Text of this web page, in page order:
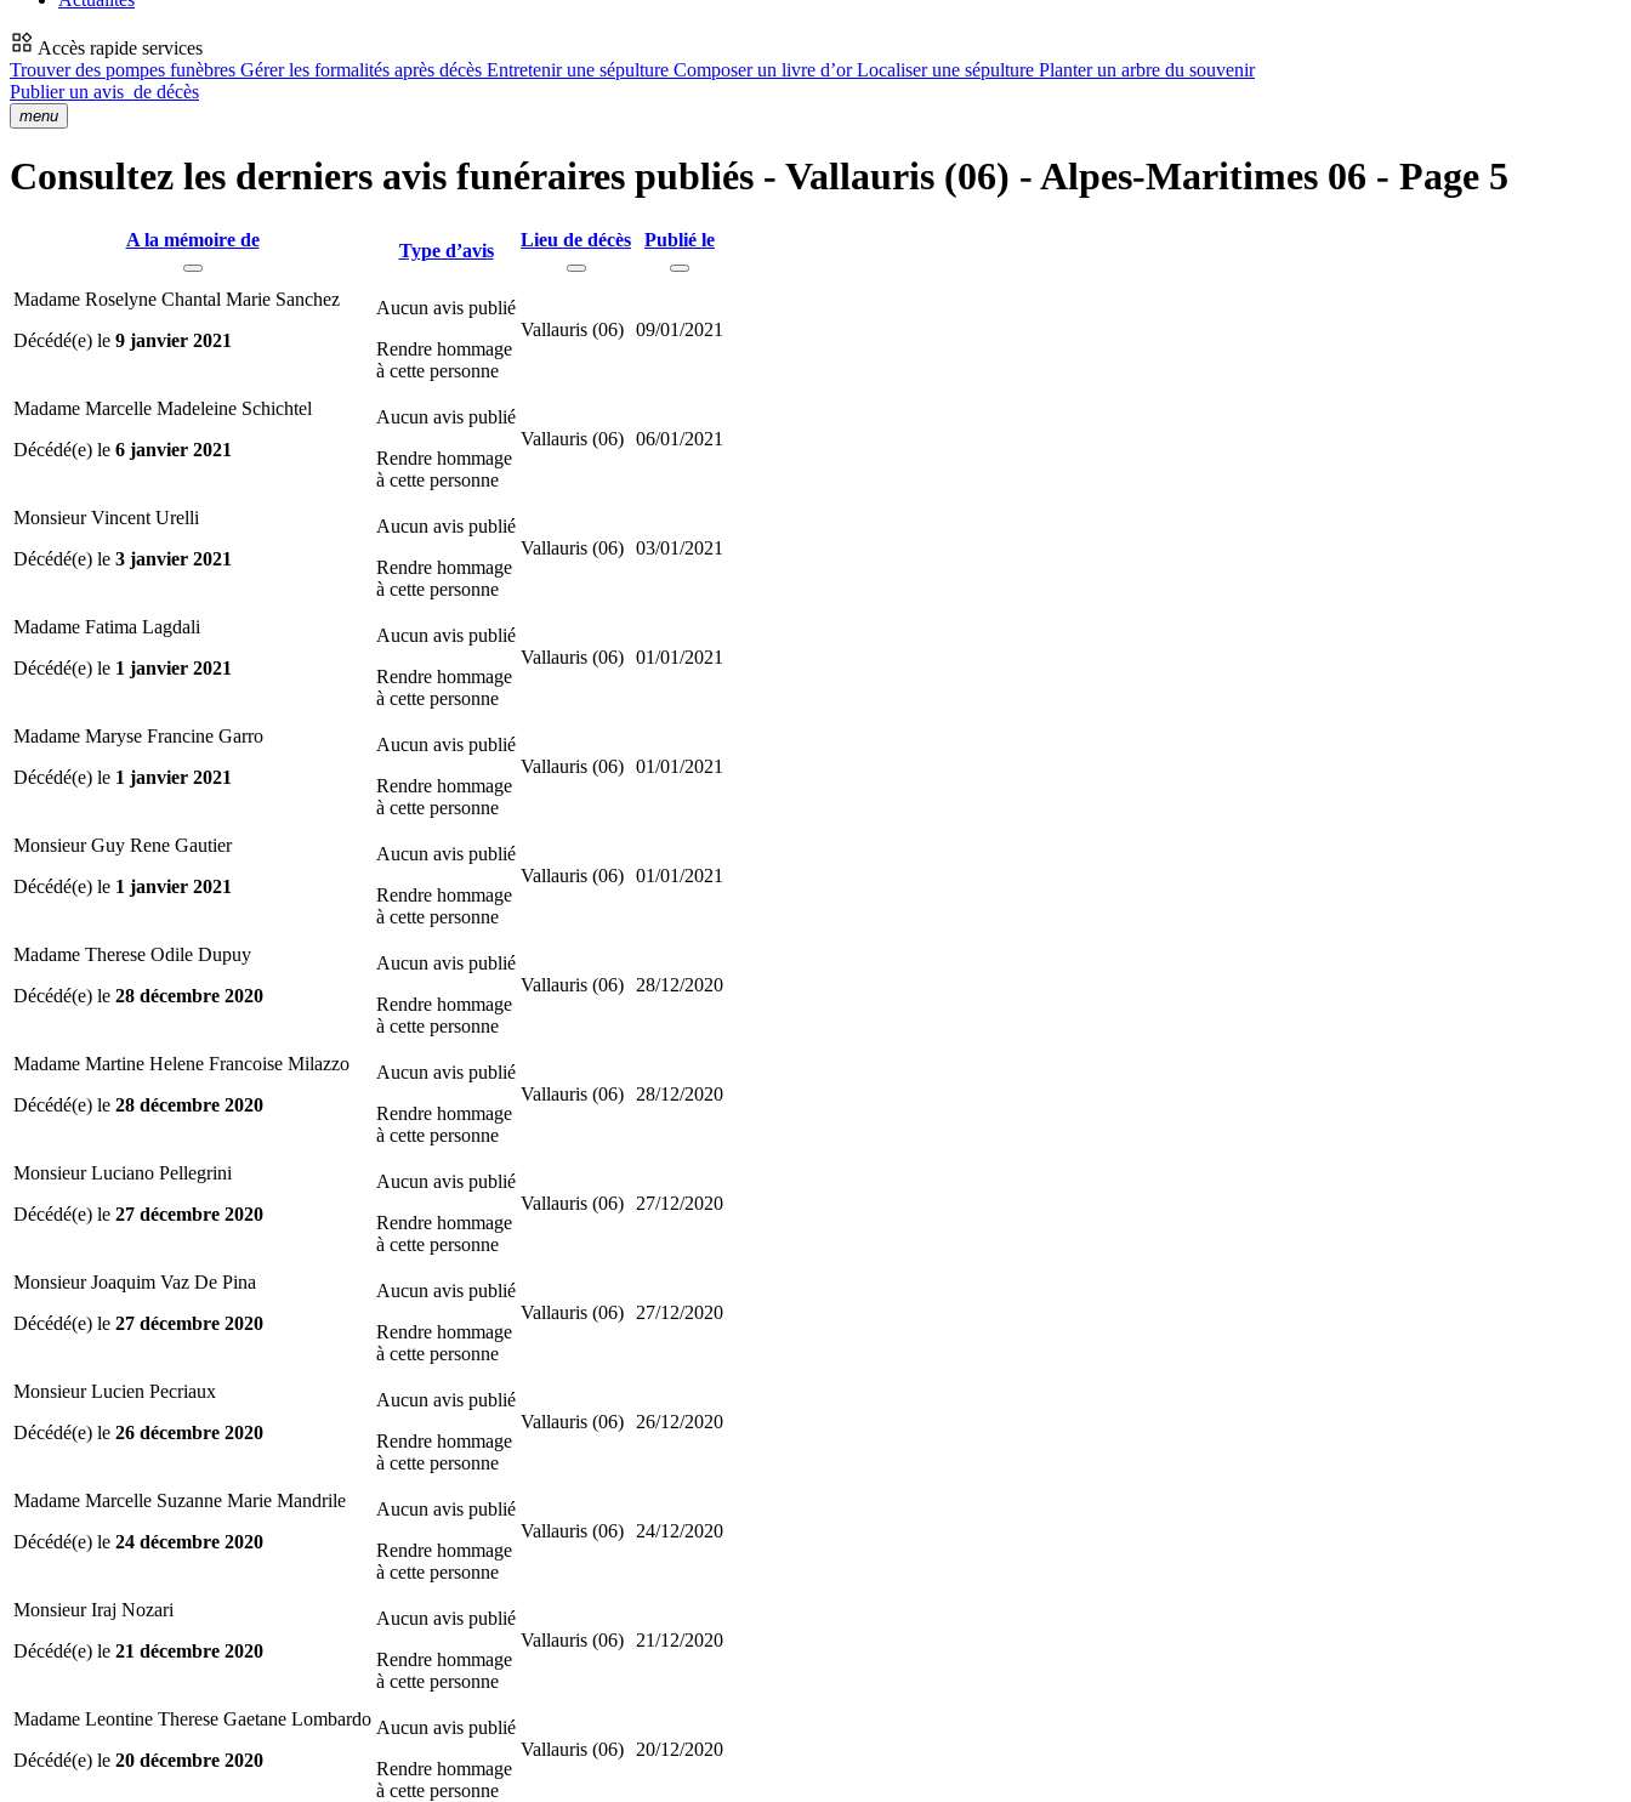
Accès rapide services
Trouver des pompes funèbres Gérer les formalités après décès Entretenir une sépulture Composer un livre d’orLocaliser une sépulture Planter un arbre du souvenir
Publier un avis de décès
menu
Consultez les derniers avis funéraires publiés - Vallauris (06) - Alpes-Maritimes 06 - Page 5
A la mémoire de
Type d’avis
Lieu de décès Publié le
Madame Roselyne Chantal Marie Sanchez
Décédé(e) le 9 janvier 2021
Aucun avis publié
Rendre hommage
à cette personne
Vallauris (06) 09/01/2021
Madame Marcelle Madeleine Schichtel
Décédé(e) le 6 janvier 2021
Aucun avis publié
Rendre hommage
à cette personne
Vallauris (06) 06/01/2021
Monsieur Vincent Urelli
Décédé(e) le 3 janvier 2021
Aucun avis publié
Rendre hommage
à cette personne
Vallauris (06) 03/01/2021
Madame Fatima Lagdali
Décédé(e) le 1 janvier 2021
Aucun avis publié
Rendre hommage
à cette personne
Vallauris (06) 01/01/2021
Madame Maryse Francine Garro
Décédé(e) le 1 janvier 2021
Aucun avis publié
Rendre hommage
à cette personne
Vallauris (06) 01/01/2021
Monsieur Guy Rene Gautier
Décédé(e) le 1 janvier 2021
Aucun avis publié
Rendre hommage
à cette personne
Vallauris (06) 01/01/2021
Madame Therese Odile Dupuy
Décédé(e) le 28 décembre 2020
Aucun avis publié
Rendre hommage
à cette personne
Vallauris (06) 28/12/2020
Madame Martine Helene Francoise Milazzo
Décédé(e) le 28 décembre 2020
Aucun avis publié
Rendre hommage
à cette personne
Vallauris (06) 28/12/2020
Monsieur Luciano Pellegrini
Décédé(e) le 27 décembre 2020
Aucun avis publié
Rendre hommage
à cette personne
Vallauris (06) 27/12/2020
Monsieur Joaquim Vaz De Pina
Décédé(e) le 27 décembre 2020
Aucun avis publié
Rendre hommage
à cette personne
Vallauris (06) 27/12/2020
Monsieur Lucien Pecriaux
Décédé(e) le 26 décembre 2020
Aucun avis publié
Rendre hommage
à cette personne
Vallauris (06) 26/12/2020
Madame Marcelle Suzanne Marie Mandrile
Décédé(e) le 24 décembre 2020
Aucun avis publié
Rendre hommage
à cette personne
Vallauris (06) 24/12/2020
Monsieur Iraj Nozari
Décédé(e) le 21 décembre 2020
Aucun avis publié
Rendre hommage
à cette personne
Vallauris (06) 21/12/2020
Madame Leontine Therese Gaetane Lombardo
Décédé(e) le 20 décembre 2020
Aucun avis publié
Rendre hommage
à cette personne
Vallauris (06) 20/12/2020